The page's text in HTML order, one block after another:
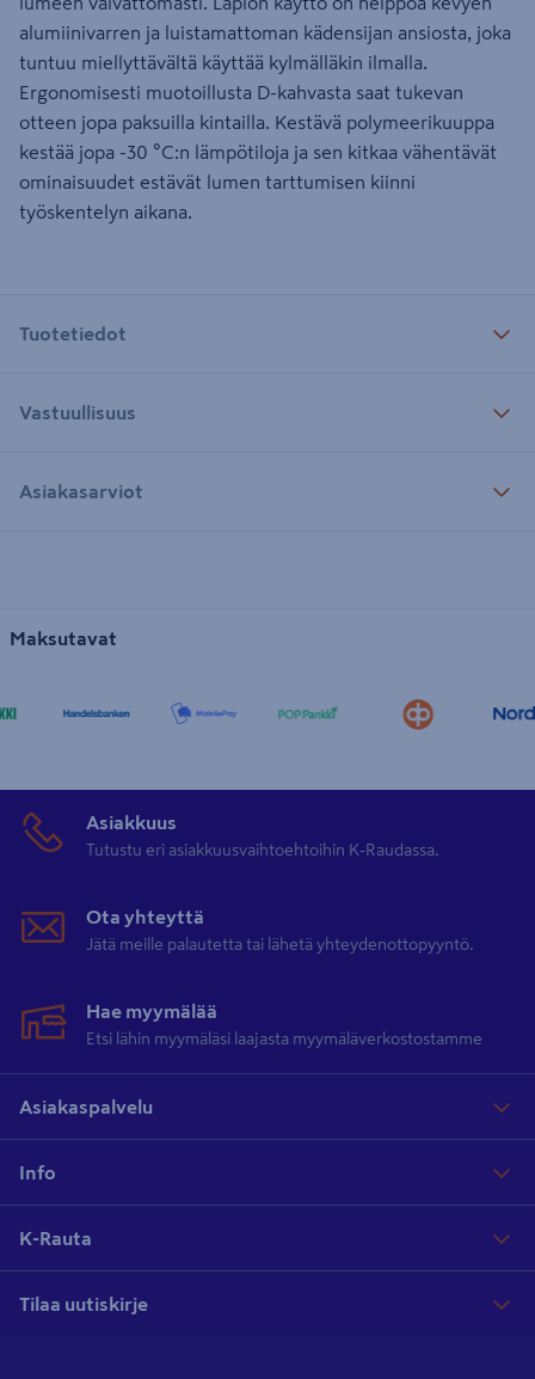
alumiinivarren ja luistamattoman kädensijan ansiosta, joka
tuntuu miellyttävältä käyttää kylmälläkin ilmalla.
Ergonomisesti muotoillusta D-kahvasta saat tukevan
otteen jopa paksuilla kintailla. Kestävä polymeerikuuppa
kestää jopa -30 °C:n lämpötiloja ja sen kitkaa vähentävät
ominaisuudet estävät lumen tarttumisen kiinni
työskentelyn aikana.
Tuotetiedot
Vastuullisuus
Asiakasarviot
Maksutavat
Asiakkuus
Tutustu eri asiakkuusvaihtoehtoihin K-Raudassa.
Ota yhteyttä
Jätä meille palautetta tai lähetä yhteydenottopyyntö.
Hae myymälää
Etsi lähin myymäläsi laajasta myymäläverkostostamme
Asiakaspalvelu
Info
K-Rauta
Tilaa uutiskirje